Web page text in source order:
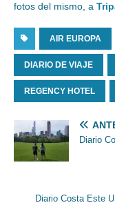
fotos del mismo, a
AIR EUROPA
DIARIO DE VIAJE
REGENCY HOTEL
Diario
Diario Costa Este